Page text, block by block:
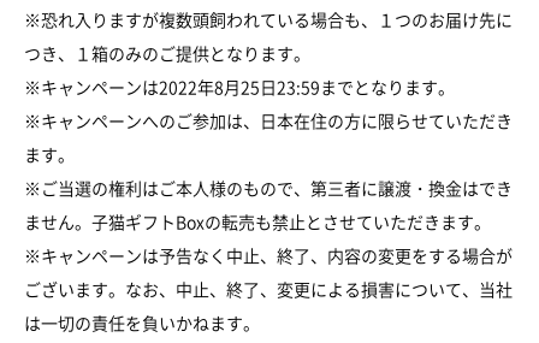
※恐れ入りますが複数頭飼われている場合も、１つのお届け先に
つき、１箱のみのご提供となります。
※キャンペーンは2022年8月25日23:59までとなります。
※キャンペーンへのご参加は、日本在住の方に限らせていただき
ます。
※ご当選の権利はご本人様のもので、第三者に譲渡・換金はでき
ません。子猫ギフトBoxの転売も禁止とさせていただきます。
※キャンペーンは予告なく中止、終了、内容の変更をする場合が
ございます。なお、中止、終了、変更による損害について、当社
は一切の責任を負いかねます。